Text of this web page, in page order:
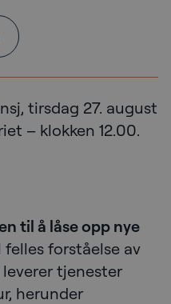
tirsdag 27. august
– klokken 12.00.
til å låse opp nye
forståelse av
tjenester
herunder